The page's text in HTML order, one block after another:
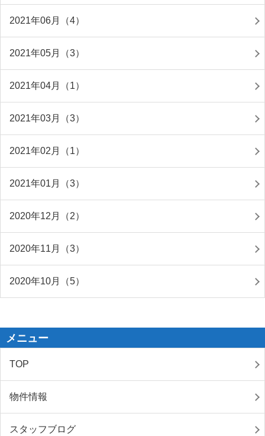
2021年06月（4）
2021年05月（3）
2021年04月（1）
2021年03月（3）
2021年02月（1）
2021年01月（3）
2020年12月（2）
2020年11月（3）
2020年10月（5）
メニュー
TOP
物件情報
スタッフブログ